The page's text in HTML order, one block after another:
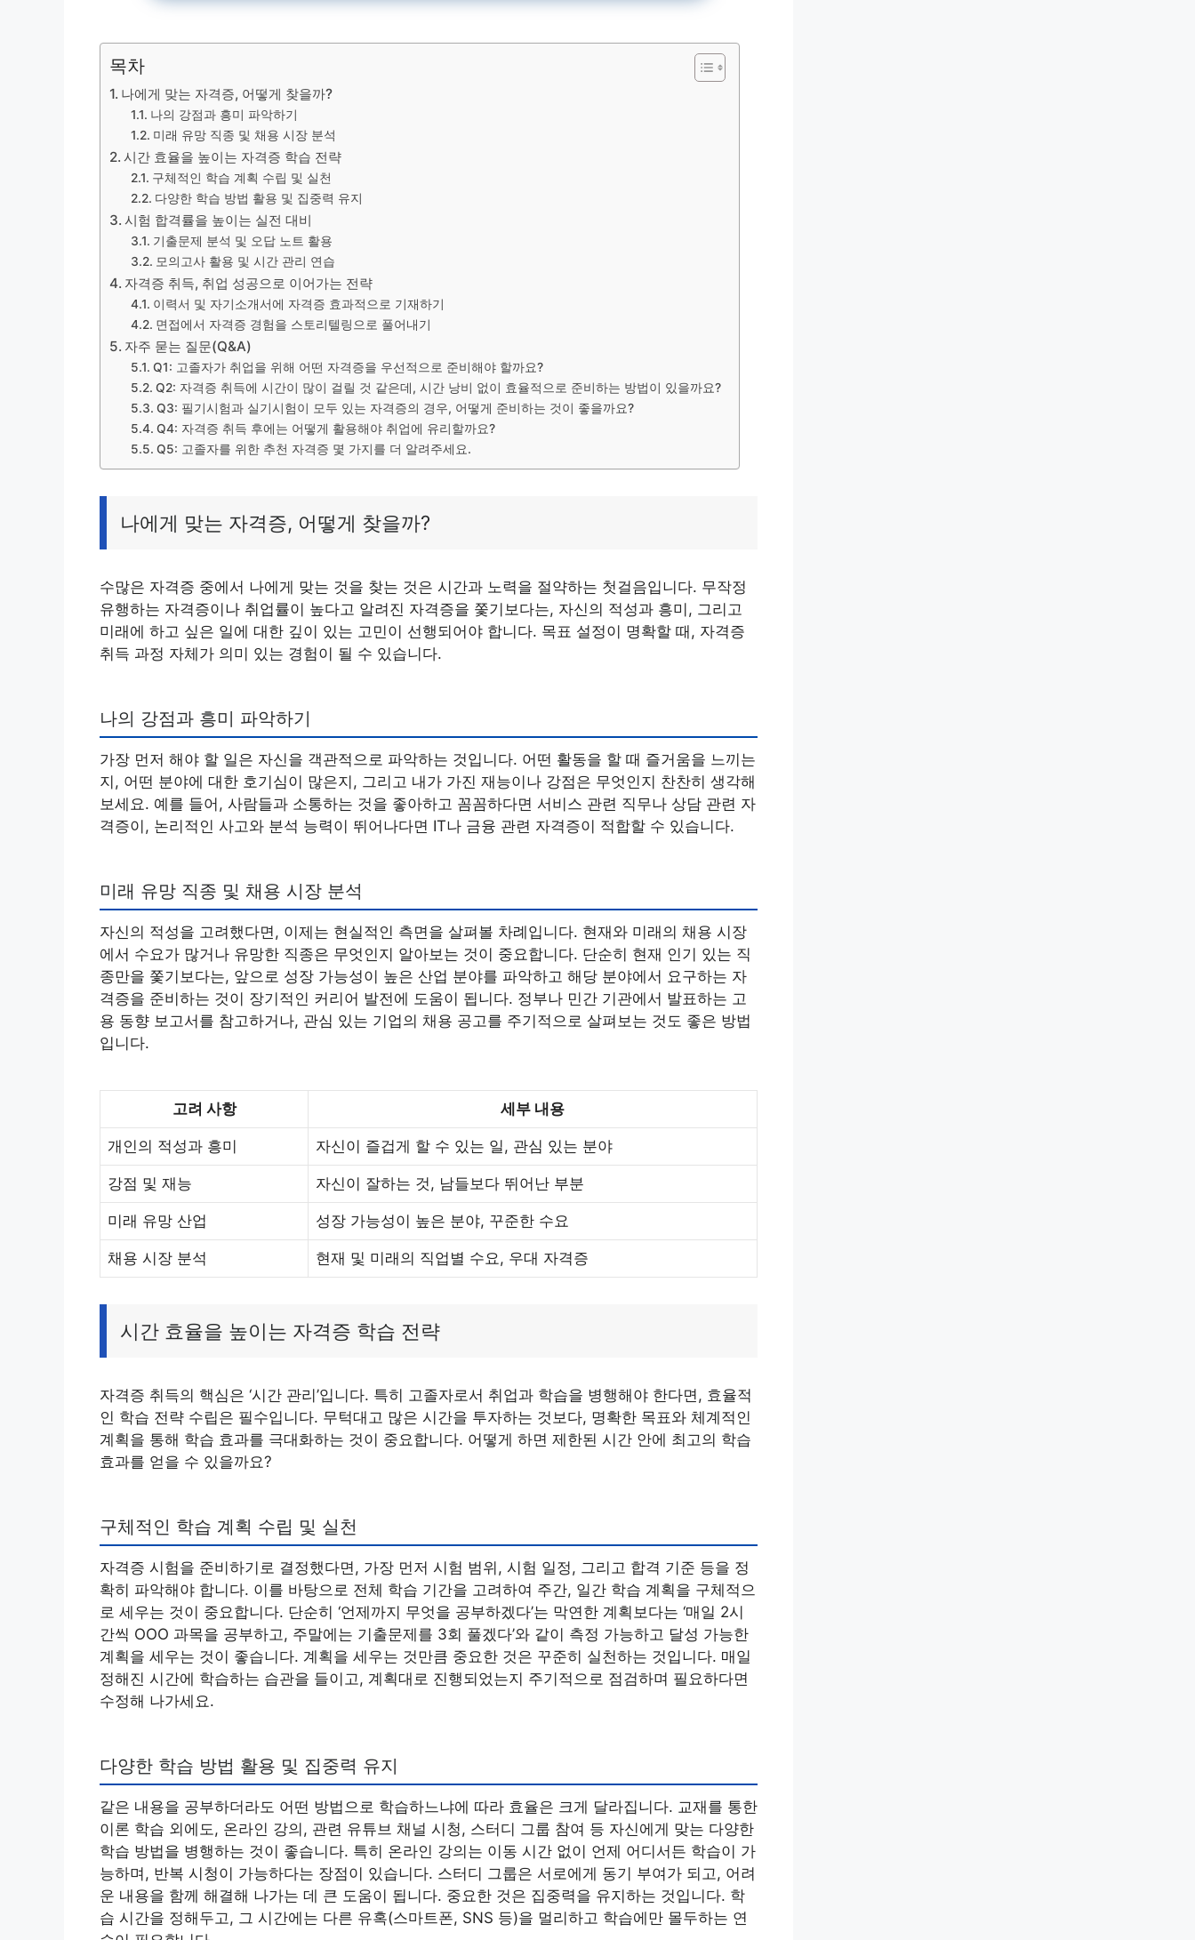
목차
나에게 맞는 자격증, 어떻게 찾을까?
나의 강점과 흥미 파악하기
미래 유망 직종 및 채용 시장 분석
시간 효율을 높이는 자격증 학습 전략
구체적인 학습 계획 수립 및 실천
다양한 학습 방법 활용 및 집중력 유지
시험 합격률을 높이는 실전 대비
기출문제 분석 및 오답 노트 활용
모의고사 활용 및 시간 관리 연습
자격증 취득, 취업 성공으로 이어가는 전략
이력서 및 자기소개서에 자격증 효과적으로 기재하기
면접에서 자격증 경험을 스토리텔링으로 풀어내기
자주 묻는 질문(Q&A)
Q1: 고졸자가 취업을 위해 어떤 자격증을 우선적으로 준비해야 할까요?
Q2: 자격증 취득에 시간이 많이 걸릴 것 같은데, 시간 낭비 없이 효율적으로 준비하는 방법이 있을까요?
Q3: 필기시험과 실기시험이 모두 있는 자격증의 경우, 어떻게 준비하는 것이 좋을까요?
Q4: 자격증 취득 후에는 어떻게 활용해야 취업에 유리할까요?
Q5: 고졸자를 위한 추천 자격증 몇 가지를 더 알려주세요.
나에게 맞는 자격증, 어떻게 찾을까?
수많은 자격증 중에서 나에게 맞는 것을 찾는 것은 시간과 노력을 절약하는 첫걸음입니다. 무작정
유행하는 자격증이나 취업률이 높다고 알려진 자격증을 쫓기보다는, 자신의 적성과 흥미, 그리고
미래에 하고 싶은 일에 대한 깊이 있는 고민이 선행되어야 합니다. 목표 설정이 명확할 때, 자격증
취득 과정 자체가 의미 있는 경험이 될 수 있습니다.
나의 강점과 흥미 파악하기
가장 먼저 해야 할 일은 자신을 객관적으로 파악하는 것입니다. 어떤 활동을 할 때 즐거움을 느끼는
지, 어떤 분야에 대한 호기심이 많은지, 그리고 내가 가진 재능이나 강점은 무엇인지 찬찬히 생각해
보세요. 예를 들어, 사람들과 소통하는 것을 좋아하고 꼼꼼하다면 서비스 관련 직무나 상담 관련 자
격증이, 논리적인 사고와 분석 능력이 뛰어나다면 IT나 금융 관련 자격증이 적합할 수 있습니다.
미래 유망 직종 및 채용 시장 분석
자신의 적성을 고려했다면, 이제는 현실적인 측면을 살펴볼 차례입니다. 현재와 미래의 채용 시장
에서 수요가 많거나 유망한 직종은 무엇인지 알아보는 것이 중요합니다. 단순히 현재 인기 있는 직
종만을 쫓기보다는, 앞으로 성장 가능성이 높은 산업 분야를 파악하고 해당 분야에서 요구하는 자
격증을 준비하는 것이 장기적인 커리어 발전에 도움이 됩니다. 정부나 민간 기관에서 발표하는 고
용 동향 보고서를 참고하거나, 관심 있는 기업의 채용 공고를 주기적으로 살펴보는 것도 좋은 방법
입니다.
고려 사항 세부 내용
개인의 적성과 흥미 자신이 즐겁게 할 수 있는 일, 관심 있는 분야
강점 및 재능 자신이 잘하는 것, 남들보다 뛰어난 부분
미래 유망 산업 성장 가능성이 높은 분야, 꾸준한 수요
채용 시장 분석 현재 및 미래의 직업별 수요, 우대 자격증
시간 효율을 높이는 자격증 학습 전략
자격증 취득의 핵심은 ‘시간 관리’입니다. 특히 고졸자로서 취업과 학습을 병행해야 한다면, 효율적
인 학습 전략 수립은 필수입니다. 무턱대고 많은 시간을 투자하는 것보다, 명확한 목표와 체계적인
계획을 통해 학습 효과를 극대화하는 것이 중요합니다. 어떻게 하면 제한된 시간 안에 최고의 학습
효과를 얻을 수 있을까요?
구체적인 학습 계획 수립 및 실천
자격증 시험을 준비하기로 결정했다면, 가장 먼저 시험 범위, 시험 일정, 그리고 합격 기준 등을 정
확히 파악해야 합니다. 이를 바탕으로 전체 학습 기간을 고려하여 주간, 일간 학습 계획을 구체적으
로 세우는 것이 중요합니다. 단순히 ‘언제까지 무엇을 공부하겠다’는 막연한 계획보다는 ‘매일 2시
간씩 OOO 과목을 공부하고, 주말에는 기출문제를 3회 풀겠다’와 같이 측정 가능하고 달성 가능한
계획을 세우는 것이 좋습니다. 계획을 세우는 것만큼 중요한 것은 꾸준히 실천하는 것입니다. 매일
정해진 시간에 학습하는 습관을 들이고, 계획대로 진행되었는지 주기적으로 점검하며 필요하다면
수정해 나가세요.
다양한 학습 방법 활용 및 집중력 유지
같은 내용을 공부하더라도 어떤 방법으로 학습하느냐에 따라 효율은 크게 달라집니다. 교재를 통한
이론 학습 외에도, 온라인 강의, 관련 유튜브 채널 시청, 스터디 그룹 참여 등 자신에게 맞는 다양한
학습 방법을 병행하는 것이 좋습니다. 특히 온라인 강의는 이동 시간 없이 언제 어디서든 학습이 가
능하며, 반복 시청이 가능하다는 장점이 있습니다. 스터디 그룹은 서로에게 동기 부여가 되고, 어려
운 내용을 함께 해결해 나가는 데 큰 도움이 됩니다. 중요한 것은 집중력을 유지하는 것입니다. 학
습 시간을 정해두고, 그 시간에는 다른 유혹(스마트폰, SNS 등)을 멀리하고 학습에만 몰두하는 연